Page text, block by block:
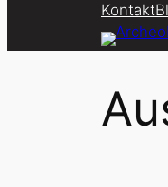
Kontakt